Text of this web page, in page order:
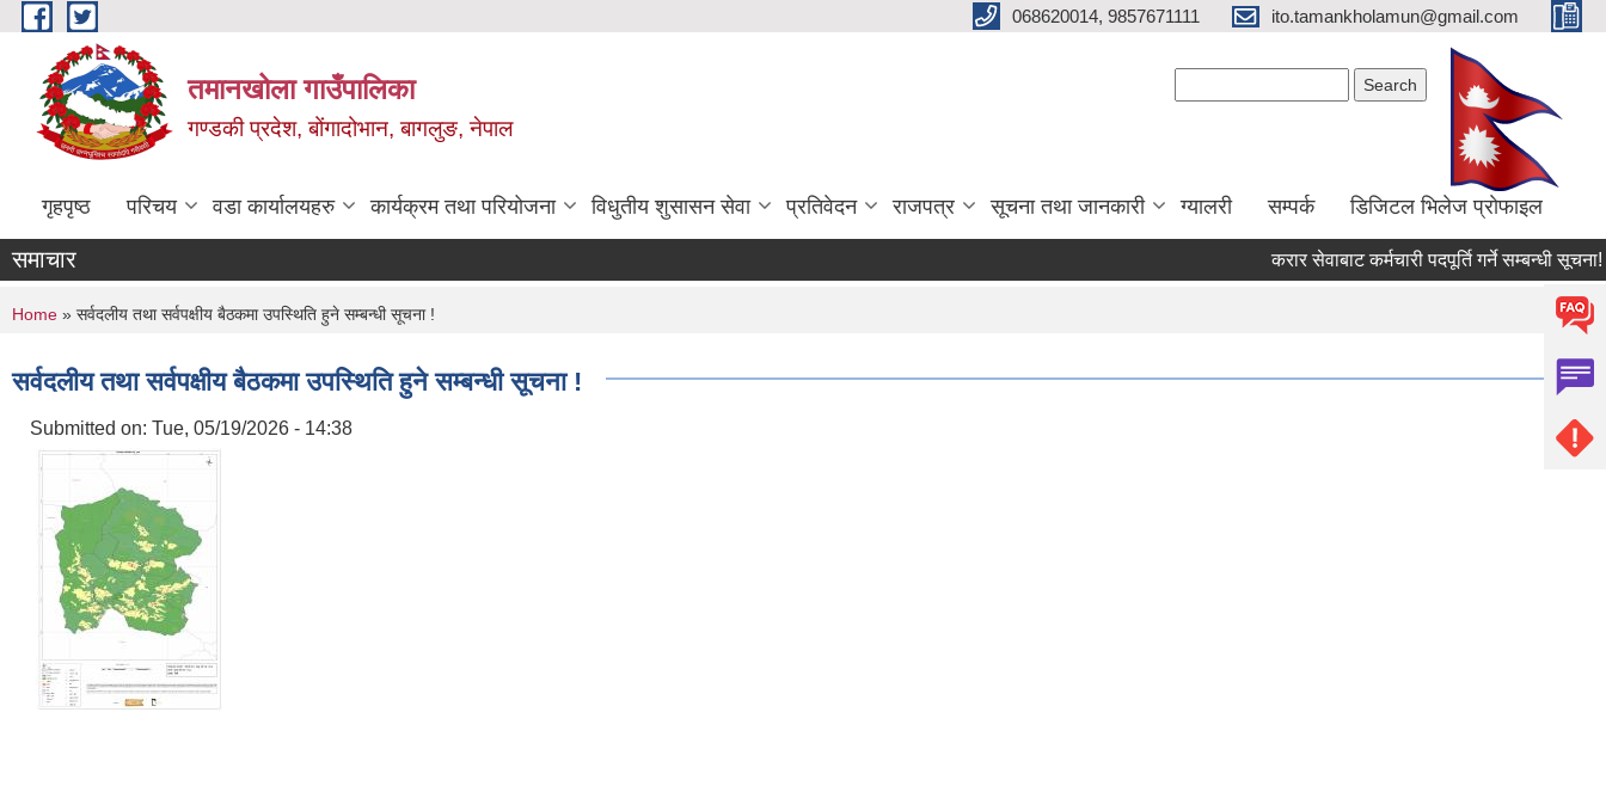
Skip to main content 068620014, 9857671111 ito.tamankholamun@gmail.com
तमानखोला गाउँपालिका
गण्डकी प्रदेश, बोंगादोभान, बागलुङ, नेपाल
गृहपृष्ठ परिचय वडा कार्यालयहरु कार्यक्रम तथा परियोजना विधुतीय शुसासन सेवा प्रतिवेदन राजपत्र सूचना तथा जानकारी ग्यालरी सम्पर्क डिजिटल भिलेज प्राेफाइल
समाचार करार सेवाबाट कर्मचारी पदपूर्ति गर्ने सम्बन्धी सूचना!
You are here
Home » सर्वदलीय तथा सर्वपक्षीय बैठकमा उपस्थिति हुने सम्बन्धी सूचना !
सर्वदलीय तथा सर्वपक्षीय बैठकमा उपस्थिति हुने सम्बन्धी सूचना !
Submitted on: Tue, 05/19/2026 - 14:38